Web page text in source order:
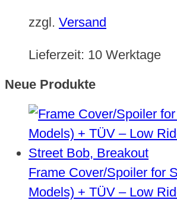
zzgl. Versand
Lieferzeit: 10 Werktage
Neue Produkte
Frame Cover/Spoiler for
Models) + TÜV – Low